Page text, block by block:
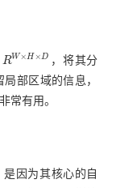
RW×H×D
W×
，将其分
部区域的信息，
常有用。
是因为其核心的自